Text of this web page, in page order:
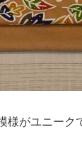
様がユニーク